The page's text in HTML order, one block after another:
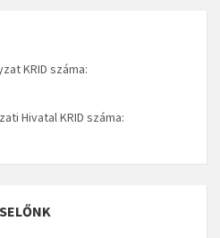
KRID száma:
Hivatal KRID száma: